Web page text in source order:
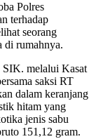
Polres
terhadap
seorang
di rumahnya.
melalui Kasat
saksi RT
dalam keranjang
hitam yang
jenis sabu
151,12 gram.